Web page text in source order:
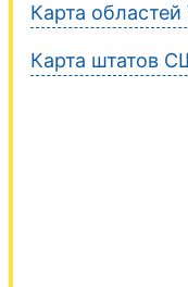
Карта
Карта штатов